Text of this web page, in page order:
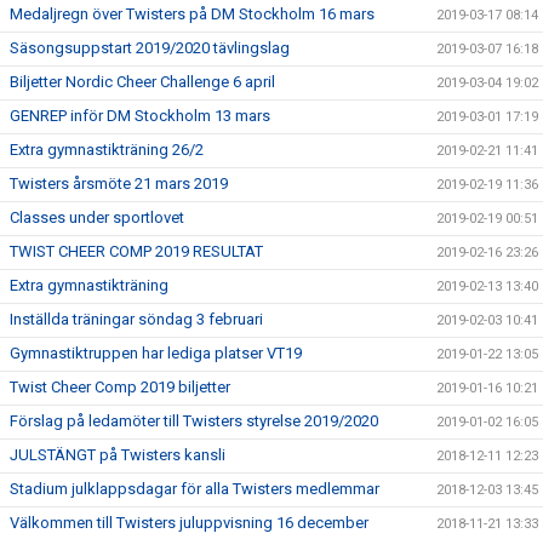
Medaljregn över Twisters på DM Stockholm 16 mars 2019-03-17 08:14
Säsongsuppstart 2019/2020 tävlingslag 2019-03-07 16:18
Biljetter Nordic Cheer Challenge 6 april 2019-03-04 19:02
GENREP inför DM Stockholm 13 mars 2019-03-01 17:19
Extra gymnastikträning 26/2 2019-02-21 11:41
Twisters årsmöte 21 mars 2019 2019-02-19 11:36
Classes under sportlovet 2019-02-19 00:51
TWIST CHEER COMP 2019 RESULTAT 2019-02-16 23:26
Extra gymnastikträning 2019-02-13 13:40
Inställda träningar söndag 3 februari 2019-02-03 10:41
Gymnastiktruppen har lediga platser VT19 2019-01-22 13:05
Twist Cheer Comp 2019 biljetter 2019-01-16 10:21
Förslag på ledamöter till Twisters styrelse 2019/2020 2019-01-02 16:05
JULSTÄNGT på Twisters kansli 2018-12-11 12:23
Stadium julklappsdagar för alla Twisters medlemmar 2018-12-03 13:45
Välkommen till Twisters juluppvisning 16 december 2018-11-21 13:33